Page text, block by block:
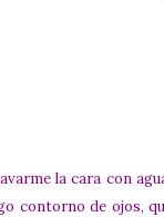
la cara con
contorno de ojos,